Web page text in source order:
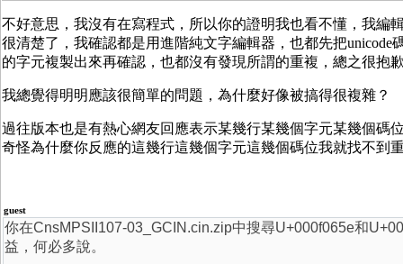
不好意思，我沒有在寫程式，所以你的證明我也看不懂，我編
很清楚了，我確認都是用進階純文字編輯器，也都先把
的字元複製出來再確認，也都沒有發現所謂的重複，總之很抱
我總覺得明明應該很簡單的問題，為什麼好像被搞得很複雜？
過往版本也是有熱心網友回應表示某幾行某幾個字元某幾個碼
奇怪為什麼你反應的這幾行這幾個字元這幾個碼位我就找不到
guest
你在CnsMPSII107-03_GCIN.cin.zip中搜尋U+000f065e和
益，何必多說。